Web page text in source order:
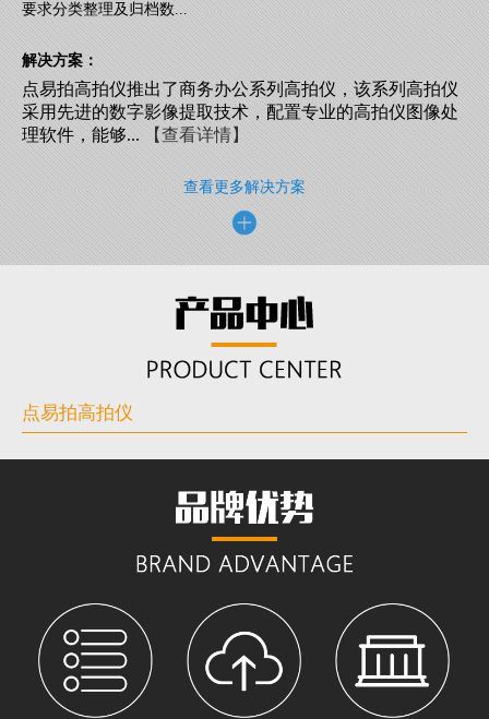
要求分类整理及归档数...
解决方案：
点易拍高拍仪推出了商务办公系列高拍仪，该系列高拍仪
采用先进的数字影像提取技术，配置专业的高拍仪图像处
理软件，能够...【查看详情】
查看更多解决方案
点易拍高拍仪